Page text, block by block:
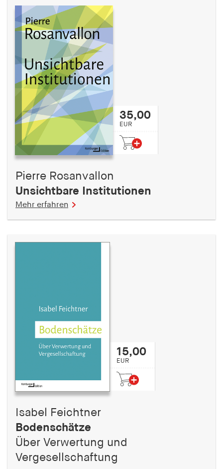
35,00
EUR
Pierre Rosanvallon
Unsichtbare Institutionen
Mehr erfahren
15,00
EUR
Isabel Feichtner
Bodenschätze
Über Verwertung und
Vergesellschaftung